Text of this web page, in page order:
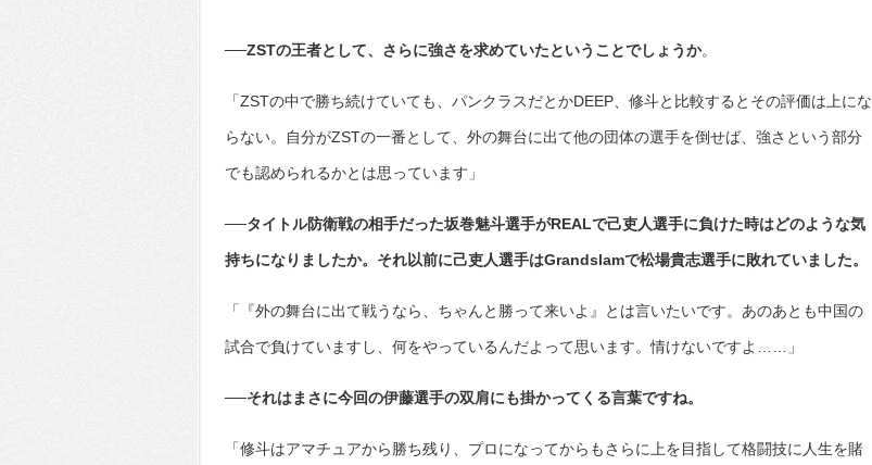
──ZSTの王者として、さらに強さを求めていたということでしょうか。
「ZSTの中で勝ち続けていても、パンクラスだとかDEEP、修斗と比較するとその評価は上にな
らない。自分がZSTの一番として、外の舞台に出て他の団体の選手を倒せば、強さという部分
でも認められるかとは思っています」
──タイトル防衛戦の相手だった坂巻魅斗選手がREALで己吏人選手に負けた時はどのような気
持ちになりましたか。それ以前に己吏人選手はGrandslamで松場貴志選手に敗れていました。
「『外の舞台に出て戦うなら、ちゃんと勝って来いよ』とは言いたいです。あのあとも中国の
試合で負けていますし、何をやっているんだよって思います。情けないですよ……」
──それはまさに今回の伊藤選手の双肩にも掛かってくる言葉ですね。
「修斗はアマチュアから勝ち残り、プロになってからもさらに上を目指して格闘技に人生を賭